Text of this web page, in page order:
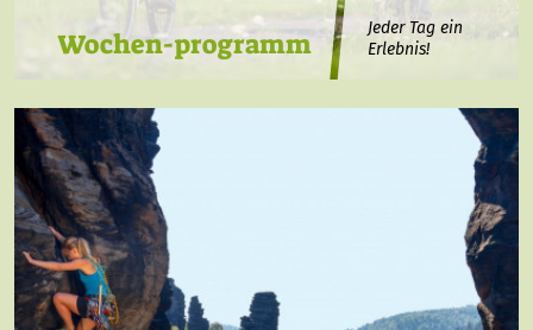
Wochen-programm
Jeder Tag ein
Erlebnis!